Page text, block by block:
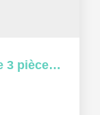
Appartement Aubigny Sur Nere 3 pièce(s) 60 m2